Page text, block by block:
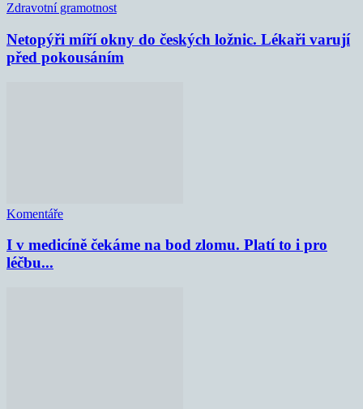
Zdravotní gramotnost
Netopýři míří okny do českých ložnic. Lékaři varují
před pokousáním
Komentáře
I v medicíně čekáme na bod zlomu. Platí to i pro
léčbu...